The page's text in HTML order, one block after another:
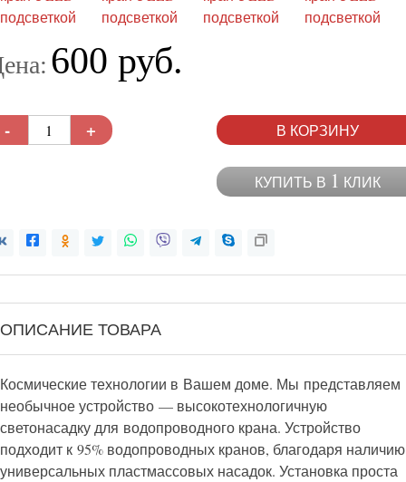
600 руб.
- + В КОРЗИНУ
КУПИТЬ В 1 КЛИК
ОПИСАНИЕ ТОВАРА
Космические технологии в Вашем доме. Мы представляем
необычное устройство — высокотехнологичную
светонасадку для водопроводного крана. Устройство
подходит к 95% водопроводных кранов, благодаря наличию
универсальных пластмассовых насадок. Установка проста